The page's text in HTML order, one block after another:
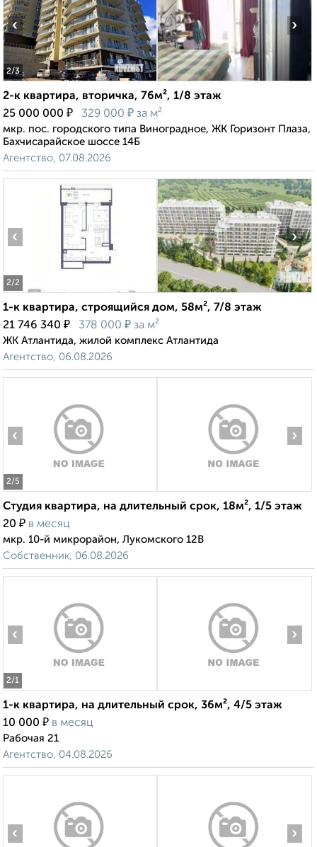
2/3
‹ ›
2-к квартира, вторичка, 76м², 1/8 этаж
25 000 000 ₽ 329 000 ₽ за м²
мкр. пос. городского типа Виноградное, ЖК Горизонт Плаза,
Бахчисарайское шоссе 14Б
Агентство, 07.08.2026
2/2
‹ ›
1-к квартира, строящийся дом, 58м², 7/8 этаж
21 746 340 ₽ 378 000 ₽ за м²
ЖК Атлантида, жилой комплекс Атлантида
Агентство, 06.08.2026
2/5
‹ ›
Студия квартира, на длительный срок, 18м², 1/5 этаж
20 ₽ в месяц
мкр. 10-й микрорайон, Лукомского 12В
Собственник, 06.08.2026
2/1
‹ ›
1-к квартира, на длительный срок, 36м², 4/5 этаж
10 000 ₽ в месяц
Рабочая 21
Агентство, 04.08.2026
‹ ›